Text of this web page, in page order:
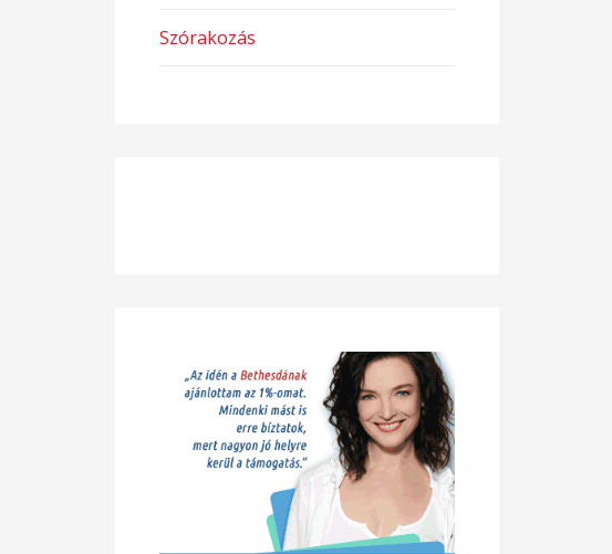
Szórakozás